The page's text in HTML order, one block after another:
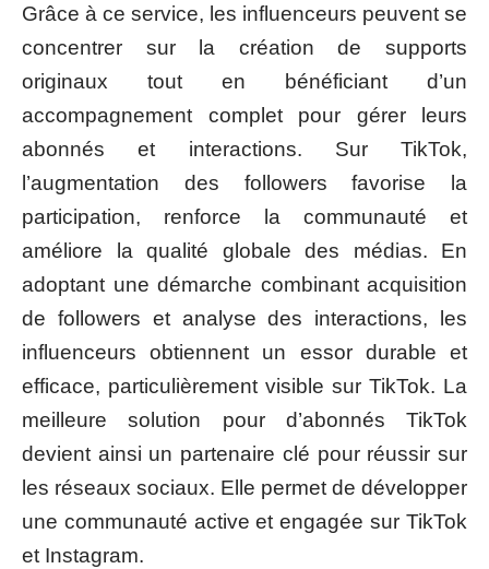
Grâce à ce service, les influenceurs peuvent se
concentrer sur la création de supports
originaux tout en bénéficiant d’un
accompagnement complet pour gérer leurs
abonnés et interactions. Sur TikTok,
l’augmentation des followers favorise la
participation, renforce la communauté et
améliore la qualité globale des médias. En
adoptant une démarche combinant acquisition
de followers et analyse des interactions, les
influenceurs obtiennent un essor durable et
efficace, particulièrement visible sur TikTok. La
meilleure solution pour d’abonnés TikTok
devient ainsi un partenaire clé pour réussir sur
les réseaux sociaux. Elle permet de développer
une communauté active et engagée sur TikTok
et Instagram.